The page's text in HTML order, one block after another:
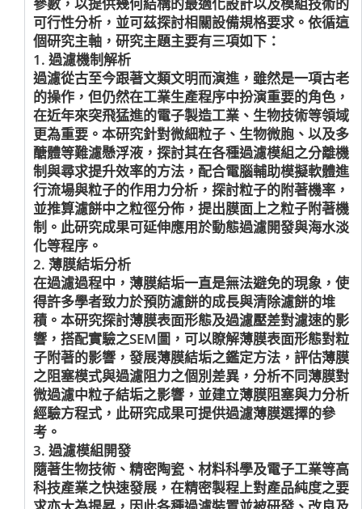
可行性分析，並可茲探討相關設備規格要求。依循這
個研究主軸，研究主題主要有三項如下：
1. 過濾機制解析
過濾從古至今跟著文類文明而演進，雖然是一項古老
的操作，但仍然在工業生產程序中扮演重要的角色，
在近年來突飛猛進的電子製造工業、生物技術等領域
更為重要。本研究針對微細粒子、生物微胞、以及多
醣體等難濾懸浮液，探討其在各種過濾模組之分離機
制與尋求提升效率的方法，配合電腦輔助模擬軟體進
行流場與粒子的作用力分析，探討粒子的附著機率，
並推算濾餅中之粒徑分佈，提出膜面上之粒子附著機
制。此研究成果可延伸應用於動態過濾開發與海水淡
化等程序。
2. 薄膜結垢分析
在過濾過程中，薄膜結垢一直是無法避免的現象，使
得許多學者致力於預防濾餅的成長與清除濾餅的堆
積。本研究探討薄膜表面形態及過濾壓差對濾速的影
響，搭配實驗之SEM圖，可以瞭解薄膜表面形態對粒
子附著的影響，發展薄膜結垢之鑑定方法，評估薄膜
之阻塞模式與過濾阻力之個別差異，分析不同薄膜對
微過濾中粒子結垢之影響，並建立薄膜阻塞與力分析
經驗方程式，此研究成果可提供過濾薄膜選擇的參
考。
3. 過濾模組開發
隨著生物技術、精密陶瓷、材料科學及電子工業等高
科技產業之快速發展，在精密製程上對產品純度之要